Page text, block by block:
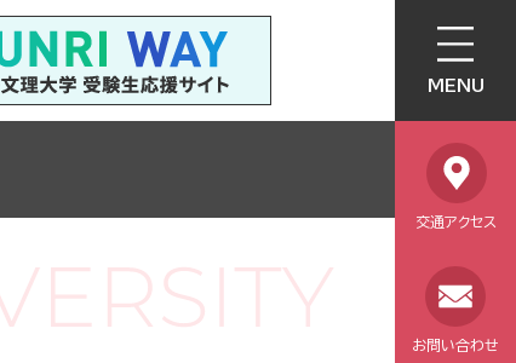
MENU
交通アクセス
お問い合わせ